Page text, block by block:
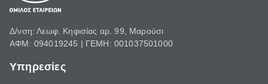
Δ/νση: Λεωφ. Κηφισίας αρ. 99, Μαρούσι
ΑΦΜ: 094019245 | ΓΕΜΗ: 001037501000
Υπηρεσίες